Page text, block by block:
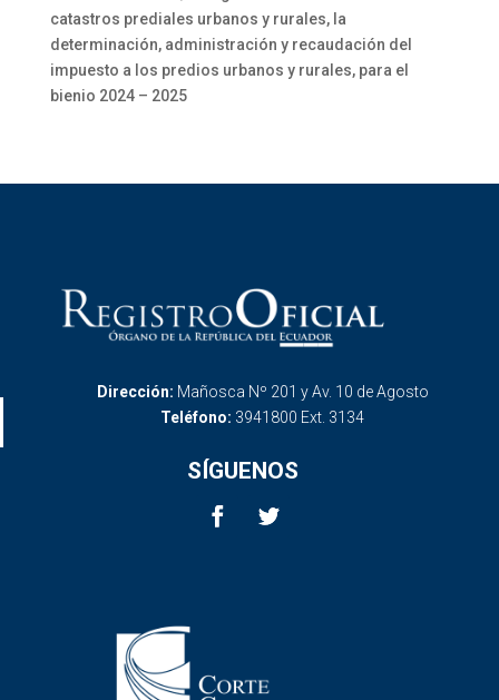
catastros prediales urbanos y rurales, la
determinación, administración y recaudación del
impuesto a los predios urbanos y rurales, para el
bienio 2024 – 2025
Dirección: Mañosca Nº 201 y Av. 10 de Agosto
Teléfono: 3941800 Ext. 3134
SÍGUENOS